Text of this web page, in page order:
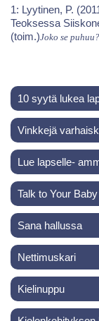
1: Lyytinen, P.
Teoksessa
(toim.)Joko se puhuu?
10 syytä lukea
Vinkkejä
Lue lapselle-
Talk to Your Baby
Sana hallussa
Nettimuskari
Kielinuppu